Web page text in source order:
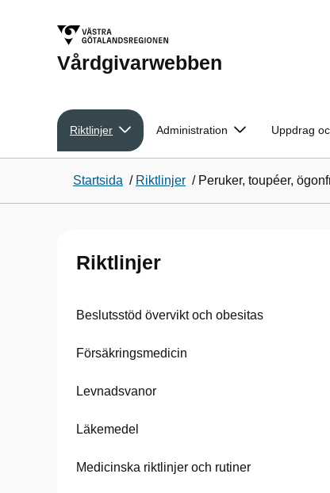
Vårdgivarwebben
Riktlinjer Administration Uppdrag
Startsida / Riktlinjer / Peruker, toupéer,
Riktlinjer
Beslutsstöd övervikt och obesitas
Försäkringsmedicin
Levnadsvanor
Läkemedel
Medicinska riktlinjer och rutiner